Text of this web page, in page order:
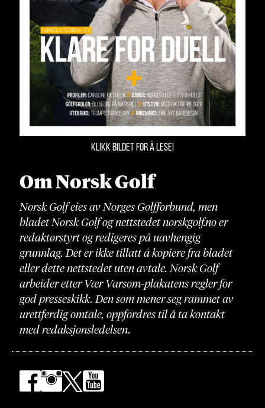
KLIKK BILDET FOR Å LESE!
Om Norsk Golf
Norsk Golf eies av Norges Golfforbund, men
bladet Norsk Golf og nettstedet norskgolf.no er
redaktørstyrt og redigeres på uavhengig
grunnlag. Det er ikke tillatt å kopiere fra bladet
eller dette nettstedet uten avtale. Norsk Golf
arbeider etter Vær Varsom-plakatens regler for
god presseskikk. Den som mener seg rammet av
urettferdig omtale, oppfordres til å ta kontakt
med redaksjonsledelsen.